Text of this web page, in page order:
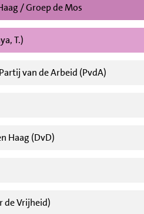
/ Groep de Mos
T.)
van de Arbeid (PvdA)
Haag (DvD)
de Vrijheid)